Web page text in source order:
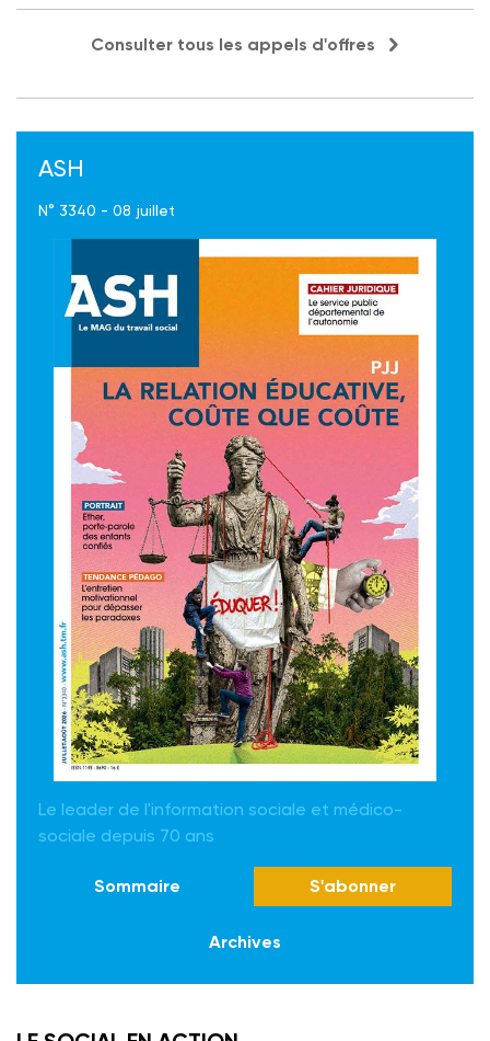
Consulter tous les appels d'offres
ASH
N° 3340 - 08 juillet
Le leader de l'information sociale et médico-
sociale depuis 70 ans
Sommaire S'abonner
Archives